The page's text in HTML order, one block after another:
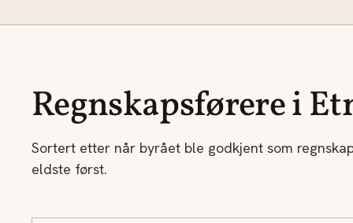
Regnskapsførere i
Sortert etter når byrået ble godkjent som
eldste først.